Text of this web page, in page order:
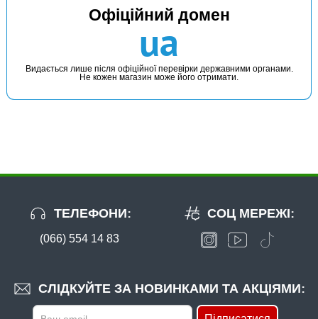
Офіційний домен
ua
Видається лише після офіційної перевірки державними органами.
Не кожен магазин може його отримати.
ТЕЛЕФОНИ:
(066) 554 14 83
СЛІДКУЙТЕ ЗА НОВИНКАМИ ТА АКЦІЯМИ:
СОЦ МЕРЕЖІ: